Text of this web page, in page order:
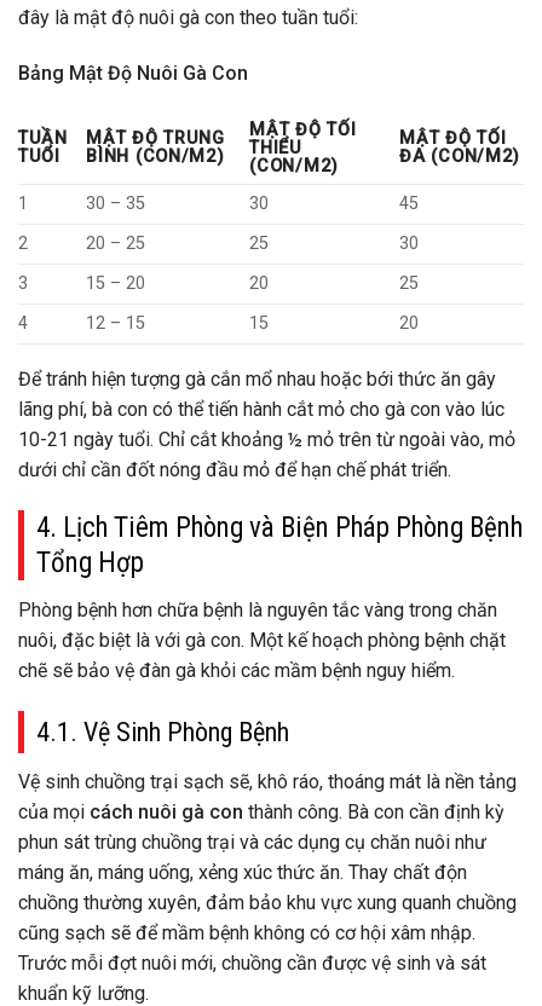
đây là mật độ nuôi gà con theo tuần tuổi:
Bảng Mật Độ Nuôi Gà Con
TUẦN
TUỔI
MẬT ĐỘ TRUNG
BÌNH (CON/M2)
MẬT ĐỘ TỐI
THIỂU
(CON/M2)
MẬT ĐỘ TỐI
ĐA (CON/M2)
1 30 – 35 30
45
2
20 – 25 25
30
3
15 – 20 20
25
4
12 – 15 15 20
Để tránh hiện tượng gà cắn mổ nhau hoặc bới thức ăn gây
lãng phí, bà con có thể tiến hành cắt mỏ cho gà con vào lúc
10-21 ngày tuổi. Chỉ cắt khoảng ½ mỏ trên từ ngoài vào, mỏ
dưới chỉ cần đốt nóng đầu mỏ để hạn chế phát triển.
4. Lịch Tiêm Phòng và Biện Pháp Phòng Bệnh
Tổng Hợp
Phòng bệnh hơn chữa bệnh là nguyên tắc vàng trong chăn
nuôi, đặc biệt là với gà con. Một kế hoạch phòng bệnh chặt
chẽ sẽ bảo vệ đàn gà khỏi các mầm bệnh nguy hiểm.
4.1. Vệ Sinh Phòng Bệnh
Vệ sinh chuồng trại sạch sẽ, khô ráo, thoáng mát là nền tảng
của mọi cách nuôi gà con thành công. Bà con cần định kỳ
phun sát trùng chuồng trại và các dụng cụ chăn nuôi như
máng ăn, máng uống, xẻng xúc thức ăn. Thay chất độn
chuồng thường xuyên, đảm bảo khu vực xung quanh chuồng
cũng sạch sẽ để mầm bệnh không có cơ hội xâm nhập.
Trước mỗi đợt nuôi mới, chuồng cần được vệ sinh và sát
khuẩn kỹ lưỡng.